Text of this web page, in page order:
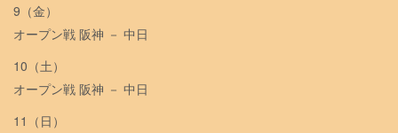
9（金）
オープン戦 阪神 － 中日
10（土）
オープン戦 阪神 － 中日
11（日）